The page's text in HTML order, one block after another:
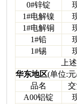
0#锌锭
1#电解镍
1#电解铜
1#铅
1#锡
上
华东地区(单位:
品名
A00铝锭